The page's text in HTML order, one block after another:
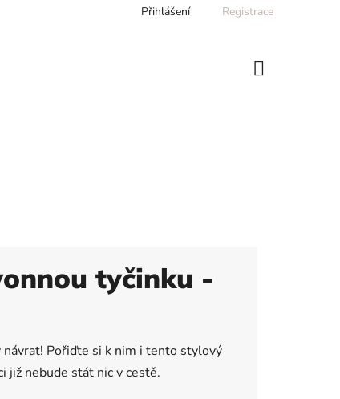
Přihlášení Registrace
tyčinku -
návrat! Pořiďte si k nim i tento stylový
již nebude stát nic v cestě.